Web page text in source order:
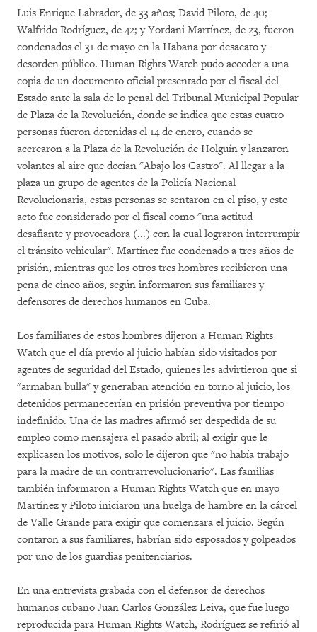
Luis Enrique Labrador, de 33 años; David Piloto, de 40;
Walfrido Rodríguez, de 42; y Yordani Martínez, de 23, fueron
condenados el 31 de mayo en la Habana por desacato y
desorden público. Human Rights Watch pudo acceder a una
copia de un documento oficial presentado por el fiscal del
Estado ante la sala de lo penal del Tribunal Municipal Popular
de Plaza de la Revolución, donde se indica que estas cuatro
personas fueron detenidas el 14 de enero, cuando se
acercaron a la Plaza de la Revolución de Holguín y lanzaron
volantes al aire que decían "Abajo los Castro". Al llegar a la
plaza un grupo de agentes de la Policía Nacional
Revolucionaria, estas personas se sentaron en el piso, y este
acto fue considerado por el fiscal como "una actitud
desafiante y provocadora (...) con la cual lograron interrumpir
el tránsito vehicular". Martínez fue condenado a tres años de
prisión, mientras que los otros tres hombres recibieron una
pena de cinco años, según informaron sus familiares y
defensores de derechos humanos en Cuba.
Los familiares de estos hombres dijeron a Human Rights
Watch que el día previo al juicio habían sido visitados por
agentes de seguridad del Estado, quienes les advirtieron que si
"armaban bulla" y generaban atención en torno al juicio, los
detenidos permanecerían en prisión preventiva por tiempo
indefinido. Una de las madres afirmó ser despedida de su
empleo como mensajera el pasado abril; al exigir que le
explicasen los motivos, solo le dijeron que "no había trabajo
para la madre de un contrarrevolucionario". Las familias
también informaron a Human Rights Watch que en mayo
Martínez y Piloto iniciaron una huelga de hambre en la cárcel
de Valle Grande para exigir que comenzara el juicio. Según
contaron a sus familiares, habrían sido esposados y golpeados
por uno de los guardias penitenciarios.
En una entrevista grabada con el defensor de derechos
humanos cubano Juan Carlos González Leiva, que fue luego
reproducida para Human Rights Watch, Rodríguez se refirió al